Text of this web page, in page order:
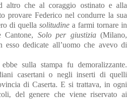
altro che al coraggio ostinato e alla
provare Federico nel condurre la sua
di quella solitudine a farmi tornare in
Solo per giustizia(Milano,
dedicate all’uomo che avevo di
sulla stampa fu demoralizzante.
casertani o negli inserti di quelli
di Caserta. E si trattava, in ogni
del genere che viene riservato ai